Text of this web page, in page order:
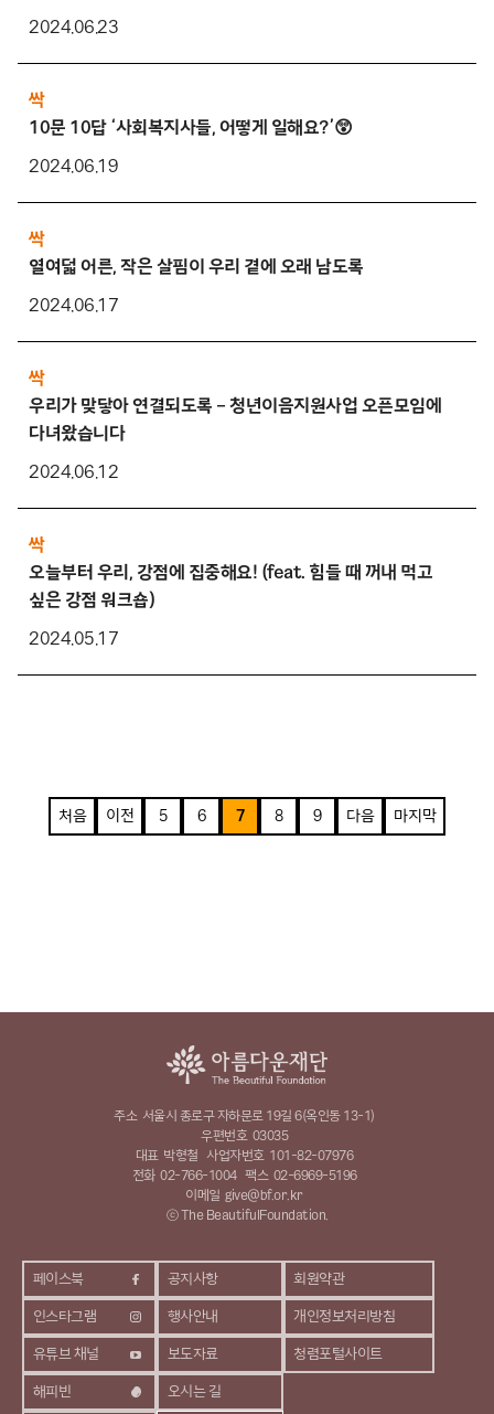
2024.06.23
싹
10문 10답 ‘사회복지사들, 어떻게 일해요?’😲
2024.06.19
싹
열여덟 어른, 작은 살핌이 우리 곁에 오래 남도록
2024.06.17
싹
우리가 맞닿아 연결되도록 – 청년이음지원사업 오픈모임에
다녀왔습니다
2024.06.12
싹
오늘부터 우리, 강점에 집중해요! (feat. 힘들 때 꺼내 먹고
싶은 강점 워크숍)
2024.05.17
처음 이전 5 6 7 8 9 다음 마지막
페이스북
인스타그램
유튜브 채널
해피빈
공지사항
행사안내
보도자료
오시는 길
회원약관
개인정보처리방침
청렴포털사이트
주소 서울시 종로구 자하문로 19길 6(옥인동 13-1)
우편번호 03035
대표 박형철 사업자번호 101-82-07976
전화 02-766-1004 팩스 02-6969-5196
이메일 give@bf.or.kr
ⓒ The BeautifulFoundation.